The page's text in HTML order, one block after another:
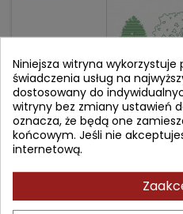
SUPPORTING YOUR
Niniejsza witryna wykorzystuje
świadczenia usług na
dostosowany do
witryny bez zmiany ustawień
oznacza, że będą one
końcowym. Jeśli nie
internetową.